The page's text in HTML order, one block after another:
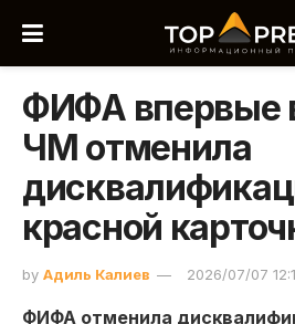
ФИФА впервые
ЧМ отменила
красной
by Адиль Калиев 2026/07/07
ФИФА отменила